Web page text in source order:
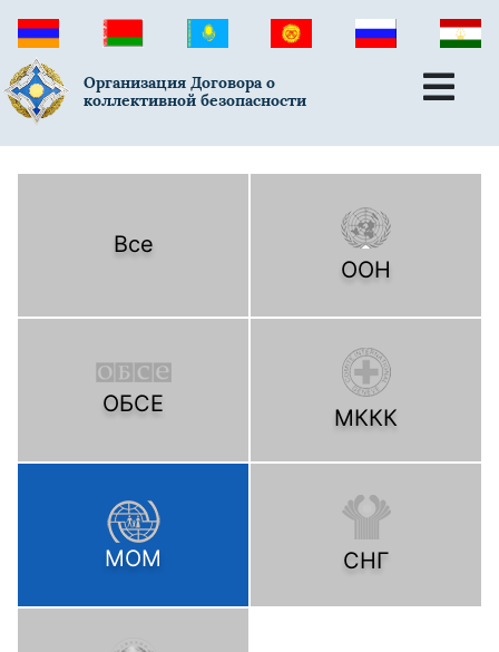
Организация Договора о
коллективной безопасности
Все
ООН
ОБСЕ
МККК
МОМ СНГ